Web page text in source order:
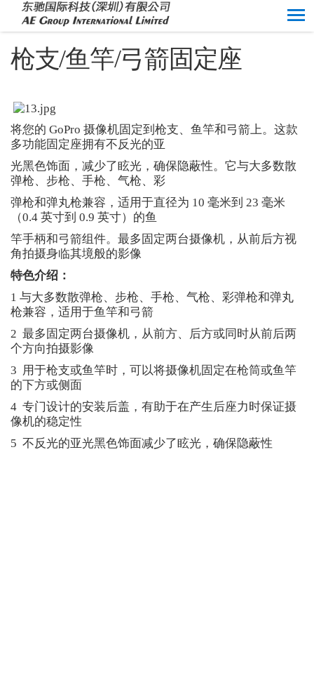
枪支/鱼竿/弓箭固定座
将您的 GoPro 摄像机固定到枪支、鱼竿和弓箭上。这款
多功能固定座拥有不反光的亚
光黑色饰面，减少了眩光，确保隐蔽性。它与大多数散
弹枪、步枪、手枪、气枪、彩
弹枪和弹丸枪兼容，适用于直径为 10 毫米到 23 毫米
（0.4 英寸到 0.9 英寸）的鱼
竿手柄和弓箭组件。最多固定两台摄像机，从前后方视
角拍摄身临其境般的影像
特色介绍：
1 与大多数散弹枪、步枪、手枪、气枪、彩弹枪和弹丸
枪兼容，适用于鱼竿和弓箭
2 最多固定两台摄像机，从前方、后方或同时从前后两
个方向拍摄影像
3 用于枪支或鱼竿时，可以将摄像机固定在枪筒或鱼竿
的下方或侧面
4 专门设计的安装后盖，有助于在产生后座力时保证摄
像机的稳定性
5 不反光的亚光黑色饰面减少了眩光，确保隐蔽性